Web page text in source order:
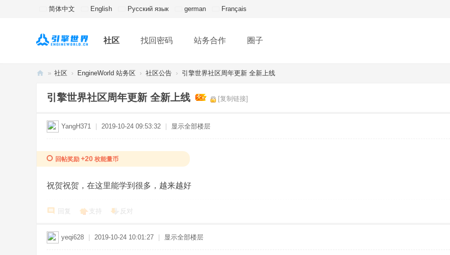
简体中文 English Русский язык german Français
社区 找回密码 站务合作 圈子
» 社区 › EngineWorld 站务区 › 社区公告 › 引擎世界社区周年更新 全新上线
引擎世界社区周年更新 全新上线 [复制链接]
YangH371 2019-10-24 09:53:32 显示全部楼层
回帖奖励 +20 枚能量币
祝贺祝贺，在这里能学到很多，越来越好
回复 支持 反对
yeqi628 2019-10-24 10:01:27 显示全部楼层